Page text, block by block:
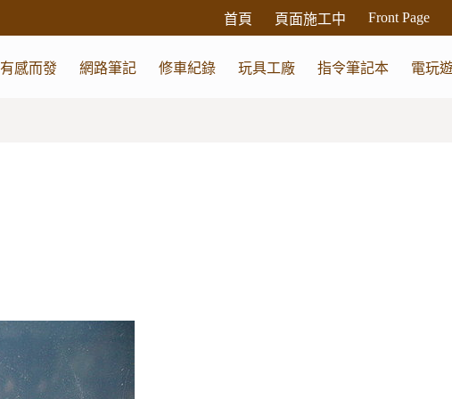
首頁 頁面施工中 Front Page
有感而發 網路筆記 修車紀錄 玩具工廠 指令筆記本 電玩